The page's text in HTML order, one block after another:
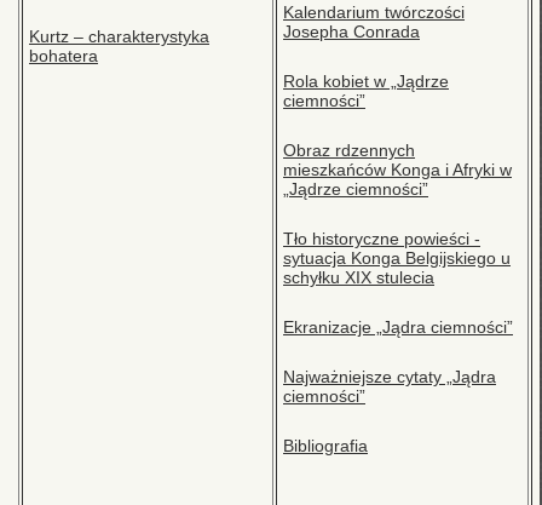
Kalendarium twórczości
Josepha Conrada
Rola kobiet w „Jądrze
ciemności”
Obraz rdzennych
mieszkańców Konga i Afryki w
„Jądrze ciemności”
Tło historyczne powieści -
sytuacja Konga Belgijskiego u
schyłku XIX stulecia
Ekranizacje „Jądra ciemności”
Najważniejsze cytaty „Jądra
ciemności”
Bibliografia
Kurtz – charakterystyka
bohatera